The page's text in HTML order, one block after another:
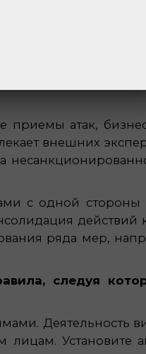
атак,
внешних
с одной
ряда мер,
следуя
Деятельность
Установите